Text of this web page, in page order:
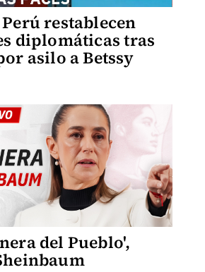
restablecen
diplomáticas tras
asilo a Betssy
del Pueblo',